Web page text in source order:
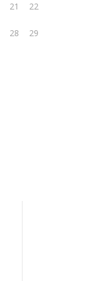
21 22
28 29